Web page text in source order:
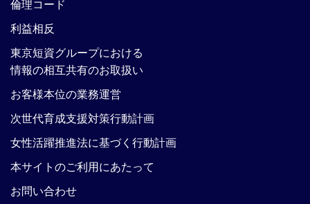
倫理コード
利益相反
東京短資グループにおける
情報の相互共有のお取扱い
お客様本位の業務運営
次世代育成支援対策行動計画
女性活躍推進法に基づく行動計画
本サイトのご利用にあたって
お問い合わせ